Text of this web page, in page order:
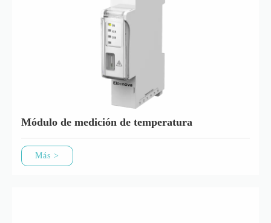
Módulo de medición de temperatura
Más >